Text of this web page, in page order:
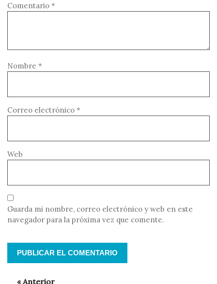
Comentario *
Nombre *
Correo electrónico *
Web
Guarda mi nombre, correo electrónico y web en este
navegador para la próxima vez que comente.